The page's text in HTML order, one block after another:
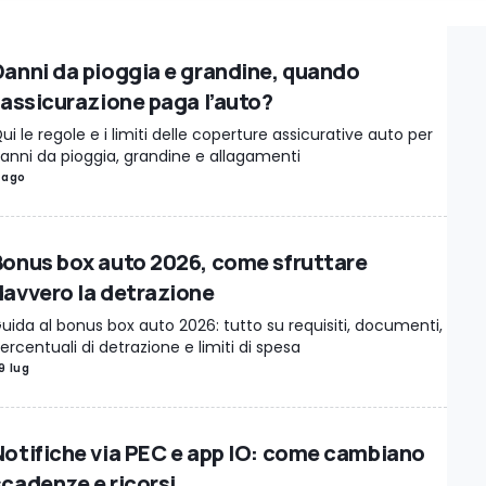
da pioggia e grandine, quando
paga l’auto?
le regole e i limiti delle coperture assicurative auto per
da pioggia, grandine e allagamenti
box auto 2026, come sfruttare
la detrazione
al bonus box auto 2026: tutto su requisiti, documenti,
di detrazione e limiti di spesa
lug
via PEC e app IO: come cambiano